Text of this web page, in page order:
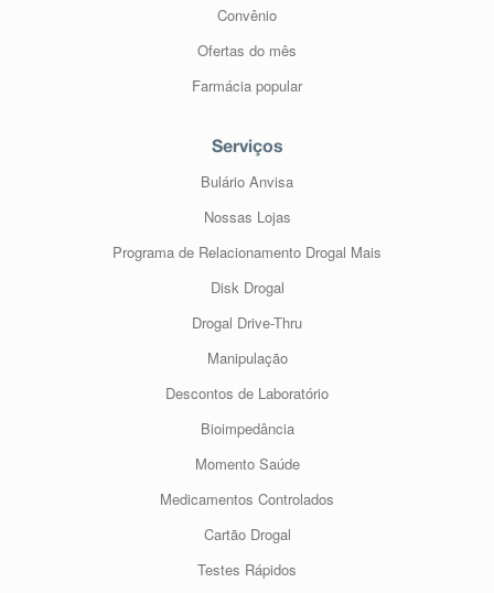
Convênio
Ofertas do mês
Farmácia popular
Serviços
Bulário Anvisa
Nossas Lojas
Programa de Relacionamento Drogal Mais
Disk Drogal
Drogal Drive-Thru
Manipulação
Descontos de Laboratório
Bioimpedância
Momento Saúde
Medicamentos Controlados
Cartão Drogal
Testes Rápidos